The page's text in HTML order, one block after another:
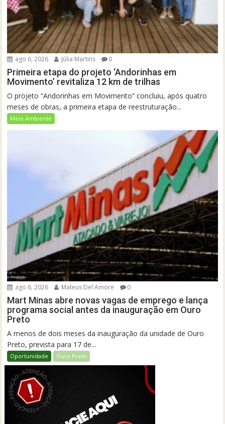
ago 6, 2026 Júlia Martins 0
Primeira etapa do projeto ‘Andorinhas em
Movimento’ revitaliza 12 km de trilhas
O projeto “Andorinhas em Movimento” concluiu, após quatro
meses de obras, a primeira etapa de reestruturação...
Meio Ambiente
ago 6, 2026 Mateus Del'Amore 0
Mart Minas abre novas vagas de emprego e lança
programa social antes da inauguração em Ouro
Preto
A menos de dois meses da inauguração da unidade de Ouro
Preto, prevista para 17 de...
Oportunidade Ouro Preto